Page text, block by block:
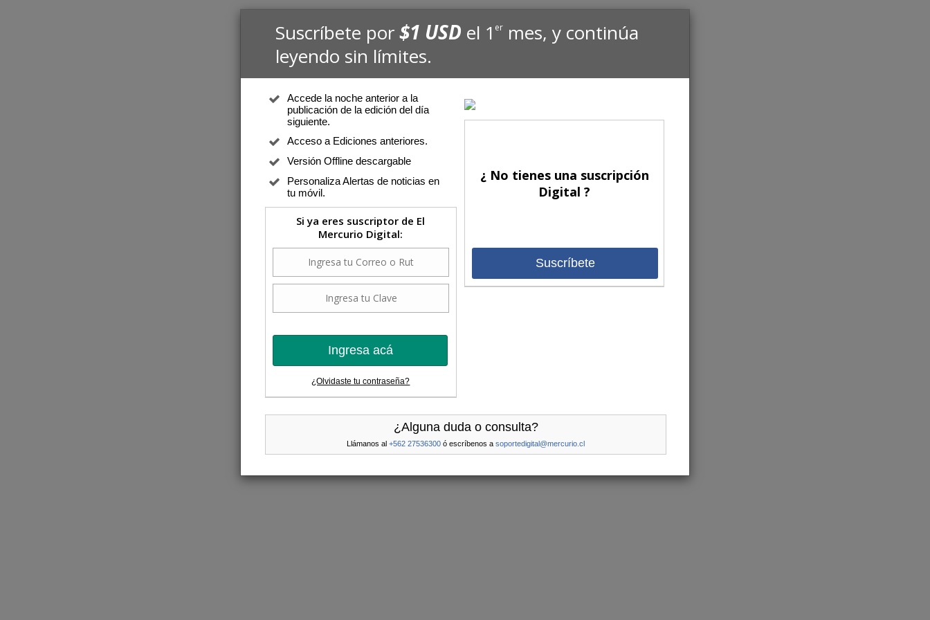
Suscríbete por$1 USD el 1er mes, y continúa
leyendo sin límites.
Accede la noche anterior a la
publicación de la edición del día
siguiente.
Acceso a Ediciones anteriores.
Versión Offline descargable
Personaliza Alertas de noticias en
tu móvil.
Si ya eres suscriptor de El
Mercurio Digital:
Ingresa acá
¿Olvidaste tu contraseña?
¿ No tienes una suscripción
Digital ?
Suscríbete
¿Alguna duda o consulta?
Llámanos al +562 27536300 ó escríbenos a soportedigital@mercurio.cl